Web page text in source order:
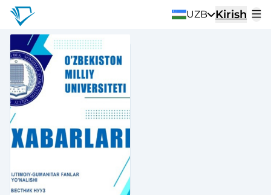
UZB Kirish